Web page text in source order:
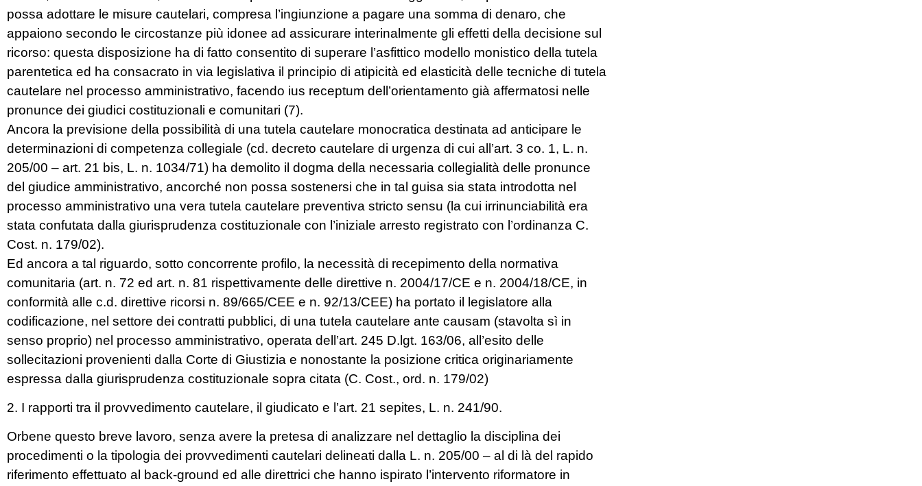
possa adottare le misure cautelari, compresa l’ingiunzione a pagare una somma di denaro, che
appaiono secondo le circostanze più idonee ad assicurare interinalmente gli effetti della decisione sul
ricorso: questa disposizione ha di fatto consentito di superare l’asfittico modello monistico della tutela
parentetica ed ha consacrato in via legislativa il principio di atipicità ed elasticità delle tecniche di tutela
cautelare nel processo amministrativo, facendo ius receptum dell’orientamento già affermatosi nelle
pronunce dei giudici costituzionali e comunitari (7).
Ancora la previsione della possibilità di una tutela cautelare monocratica destinata ad anticipare le
determinazioni di competenza collegiale (cd. decreto cautelare di urgenza di cui all’art. 3 co. 1, L. n.
205/00 – art. 21 bis, L. n. 1034/71) ha demolito il dogma della necessaria collegialità delle pronunce
del giudice amministrativo, ancorché non possa sostenersi che in tal guisa sia stata introdotta nel
processo amministrativo una vera tutela cautelare preventiva stricto sensu (la cui irrinunciabilità era
stata confutata dalla giurisprudenza costituzionale con l’iniziale arresto registrato con l’ordinanza C.
Cost. n. 179/02).
Ed ancora a tal riguardo, sotto concorrente profilo, la necessità di recepimento della normativa
comunitaria (art. n. 72 ed art. n. 81 rispettivamente delle direttive n. 2004/17/CE e n. 2004/18/CE, in
conformità alle c.d. direttive ricorsi n. 89/665/CEE e n. 92/13/CEE) ha portato il legislatore alla
codificazione, nel settore dei contratti pubblici, di una tutela cautelare ante causam (stavolta sì in
senso proprio) nel processo amministrativo, operata dell’art. 245 D.lgt. 163/06, all’esito delle
sollecitazioni provenienti dalla Corte di Giustizia e nonostante la posizione critica originariamente
espressa dalla giurisprudenza costituzionale sopra citata (C. Cost., ord. n. 179/02)
2. I rapporti tra il provvedimento cautelare, il giudicato e l’art. 21 sepites, L. n. 241/90.
Orbene questo breve lavoro, senza avere la pretesa di analizzare nel dettaglio la disciplina dei
procedimenti o la tipologia dei provvedimenti cautelari delineati dalla L. n. 205/00 – al di là del rapido
riferimento effettuato al back-ground ed alle direttrici che hanno ispirato l’intervento riformatore in